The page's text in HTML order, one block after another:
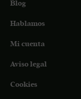
Blog
Hablamos
Mi cuenta
Aviso legal
Cookies